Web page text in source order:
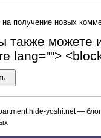
на получение новых
также можете
lang="">
yoshi.net— блог